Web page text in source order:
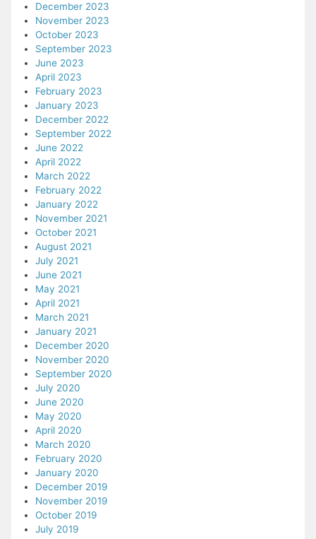
December 2023
November 2023
October 2023
September 2023
June 2023
April 2023
February 2023
January 2023
December 2022
September 2022
June 2022
April 2022
March 2022
February 2022
January 2022
November 2021
October 2021
August 2021
July 2021
June 2021
May 2021
April 2021
March 2021
January 2021
December 2020
November 2020
September 2020
July 2020
June 2020
May 2020
April 2020
March 2020
February 2020
January 2020
December 2019
November 2019
October 2019
July 2019